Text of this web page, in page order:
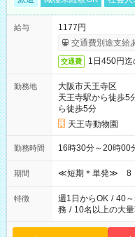
給与
1177円
交通費別途支給
交通費 1日450円
勤務地
大阪市天王寺区
天王寺駅から徒歩5
ら徒歩5分
天王寺動物園
勤務時間 16時30分～20時00
期間 ≪短期＊単発≫ 8・
特徴 週1日からOK / 40
務 / 10名以上の大